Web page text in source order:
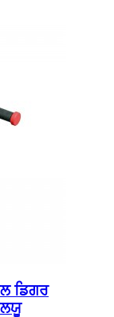
ਡਿਗਰ